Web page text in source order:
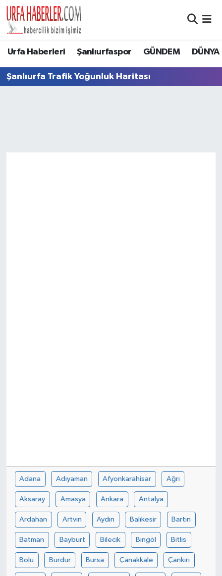
Urfa Haberleri Şanlıurfaspor GÜNDEM DÜNYA
Şanlıurfa Trafik Yoğunluk Haritası
Adana Adıyaman Afyonkarahisar Ağrı
Aksaray Amasya Ankara Antalya
Ardahan Artvin Aydın Balıkesir Bartın
Batman Bayburt Bilecik Bingöl Bitlis
Bolu Burdur Bursa Çanakkale Çankırı
Şanlıurfa Nöbetçi Eczaneler
Şanlıurfa Namaz Vakitleri